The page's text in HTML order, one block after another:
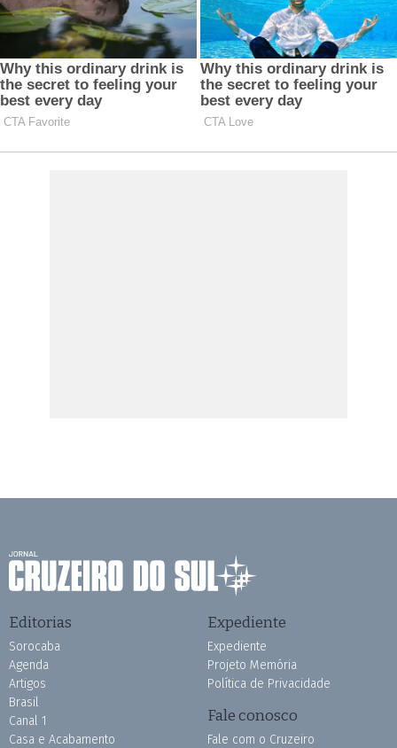
Editorias
Sorocaba
Agenda
Artigos
Brasil
Canal 1
Casa e Acabamento
Expediente
Expediente
Projeto Memória
Política de Privacidade
Fale conosco
Fale com o Cruzeiro